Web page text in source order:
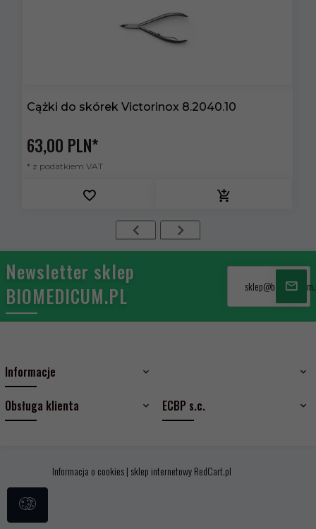
Cążki do skórek Victorinox 8.2040.10
63,00 PLN*
* z podatkiem VAT
Newsletter sklep
BIOMEDICUM.PL
Informacje
Obsługa klienta
ECBP s.c.
Informacja o cookies| sklep internetowyRedCart.pl